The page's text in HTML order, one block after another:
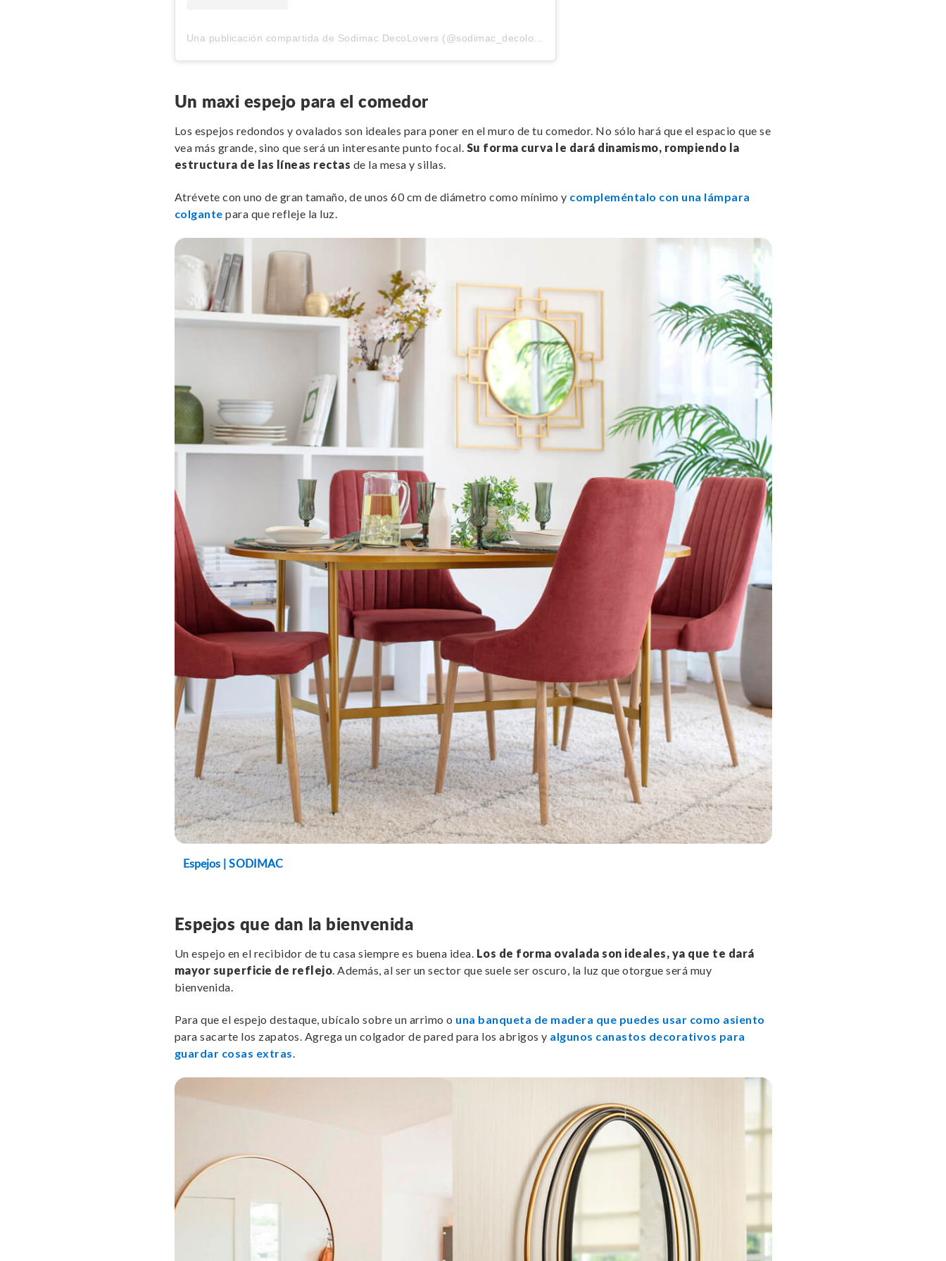
Un maxi espejo para el comedor
Los espejos redondos y ovalados son ideales para poner en el muro de tu comedor. No sólo hará que el espacio que se
vea más grande, sino que será un interesante punto focal. Su forma curva le dará dinamismo, rompiendo la
estructura de las líneas rectas de la mesa y sillas.
Atrévete con uno de gran tamaño, de unos 60 cm de diámetro como mínimo y compleméntalo con una lámpara
colgante para que refleje la luz.
Espejos | SODIMAC
Espejos que dan la bienvenida
Un espejo en el recibidor de tu casa siempre es buena idea. Los de forma ovalada son ideales, ya que te dará
mayor superficie de reflejo . Además, al ser un sector que suele ser oscuro, la luz que otorgue será muy
bienvenida.
Para que el espejo destaque, ubícalo sobre un arrimo o una banqueta de madera que puedes usar como asiento
para sacarte los zapatos. Agrega un colgador de pared para los abrigos y algunos canastos decorativos para
guardar cosas extras